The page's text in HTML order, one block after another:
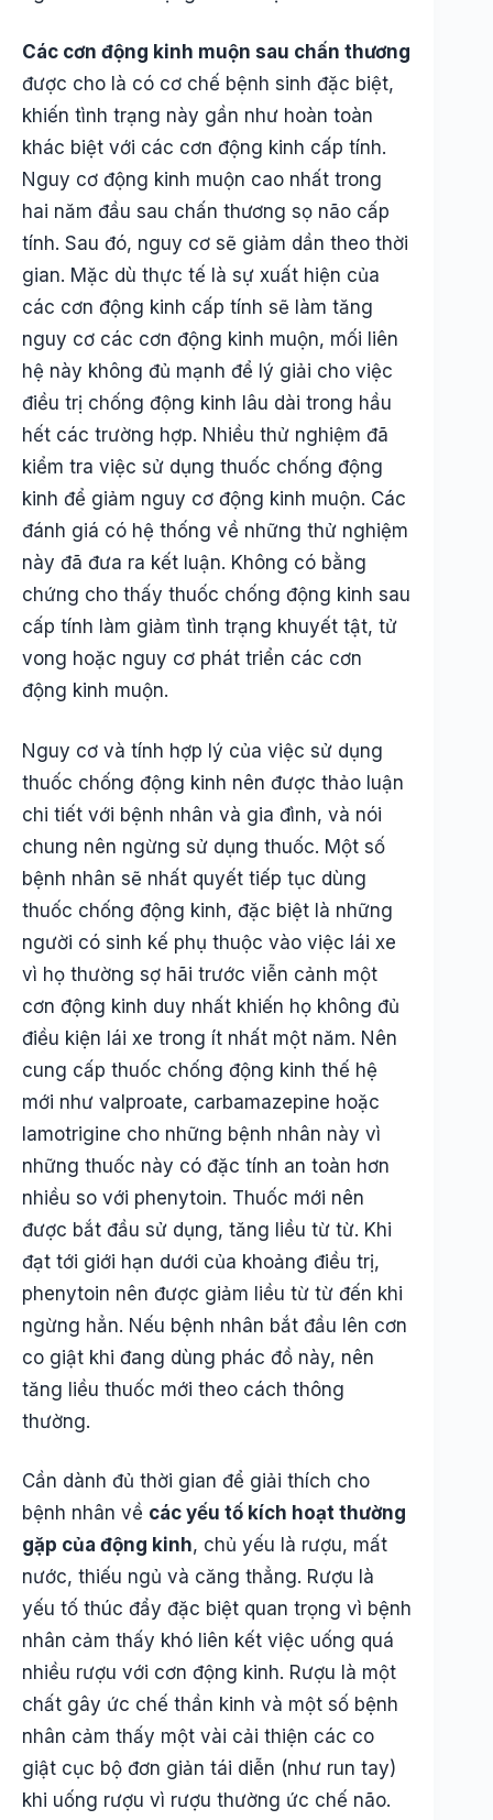
Các cơn động kinh muộn sau chấn thương
được cho là có cơ chế bệnh sinh đặc biệt,
khiến tình trạng này gần như hoàn toàn
khác biệt với các cơn động kinh cấp tính.
Nguy cơ động kinh muộn cao nhất trong
hai năm đầu sau chấn thương sọ não cấp
tính. Sau đó, nguy cơ sẽ giảm dần theo thời
gian. Mặc dù thực tế là sự xuất hiện của
các cơn động kinh cấp tính sẽ làm tăng
nguy cơ các cơn động kinh muộn, mối liên
hệ này không đủ mạnh để lý giải cho việc
điều trị chống động kinh lâu dài trong hầu
hết các trường hợp. Nhiều thử nghiệm đã
kiểm tra việc sử dụng thuốc chống động
kinh để giảm nguy cơ động kinh muộn. Các
đánh giá có hệ thống về những thử nghiệm
này đã đưa ra kết luận. Không có bằng
chứng cho thấy thuốc chống động kinh sau
cấp tính làm giảm tình trạng khuyết tật, tử
vong hoặc nguy cơ phát triển các cơn
động kinh muộn.
Nguy cơ và tính hợp lý của việc sử dụng
thuốc chống động kinh nên được thảo luận
chi tiết với bệnh nhân và gia đình, và nói
chung nên ngừng sử dụng thuốc. Một số
bệnh nhân sẽ nhất quyết tiếp tục dùng
thuốc chống động kinh, đặc biệt là những
người có sinh kế phụ thuộc vào việc lái xe
vì họ thường sợ hãi trước viễn cảnh một
cơn động kinh duy nhất khiến họ không đủ
điều kiện lái xe trong ít nhất một năm. Nên
cung cấp thuốc chống động kinh thế hệ
mới như valproate, carbamazepine hoặc
lamotrigine cho những bệnh nhân này vì
những thuốc này có đặc tính an toàn hơn
nhiều so với phenytoin. Thuốc mới nên
được bắt đầu sử dụng, tăng liều từ từ. Khi
đạt tới giới hạn dưới của khoảng điều trị,
phenytoin nên được giảm liều từ từ đến khi
ngừng hẳn. Nếu bệnh nhân bắt đầu lên cơn
co giật khi đang dùng phác đồ này, nên
tăng liều thuốc mới theo cách thông
thường.
Cần dành đủ thời gian để giải thích cho
bệnh nhân về các yếu tố kích hoạt thường
gặp của động kinh, chủ yếu là rượu, mất
nước, thiếu ngủ và căng thẳng. Rượu là
yếu tố thúc đẩy đặc biệt quan trọng vì bệnh
nhân cảm thấy khó liên kết việc uống quá
nhiều rượu với cơn động kinh. Rượu là một
chất gây ức chế thần kinh và một số bệnh
nhân cảm thấy một vài cải thiện các co
giật cục bộ đơn giản tái diễn (như run tay)
khi uống rượu vì rượu thường ức chế não.